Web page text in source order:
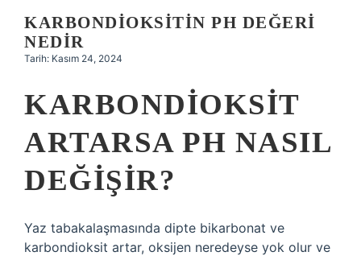
KARBONDIOKSITIN PH DEĞERI
NEDIR
Tarih: Kasım 24, 2024
KARBONDIOKSIT
ARTARSA PH NASIL
DEĞIŞIR?
Yaz tabakalaşmasında dipte bikarbonat ve
karbondioksit artar, oksijen neredeyse yok olur ve